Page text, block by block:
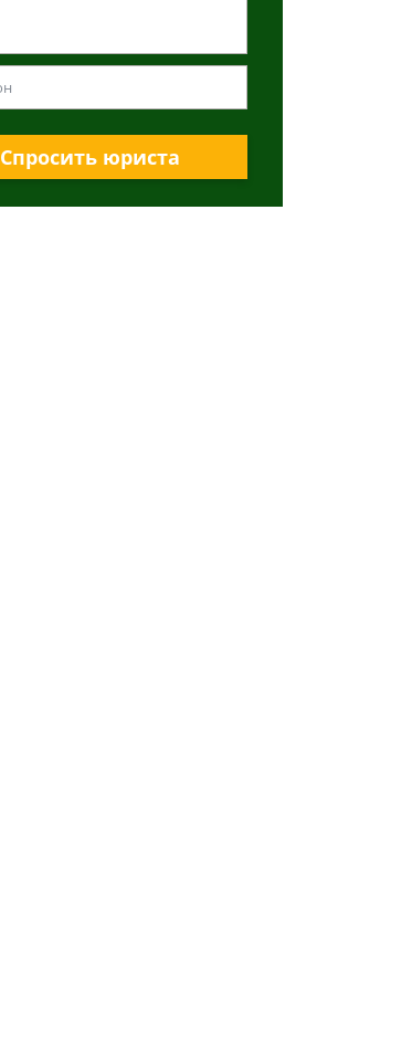
Спросить юриста